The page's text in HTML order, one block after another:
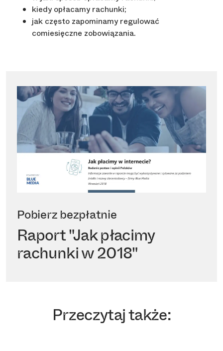
kiedy opłacamy rachunki;
jak często zapominamy regulować
comiesięczne zobowiązania.
Pobierz bezpłatnie
Raport "Jak płacimy
rachunki w 2018"
Przeczytaj także: